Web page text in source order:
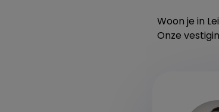
Woon je in
Onze